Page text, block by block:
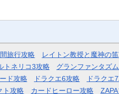
旅行攻略 レイトン教授と魔神の
トネリコ3攻略 グランファンタズ
ド攻略 ドラクエ6攻略 ドラクエ
ト攻略 カードヒーロー攻略